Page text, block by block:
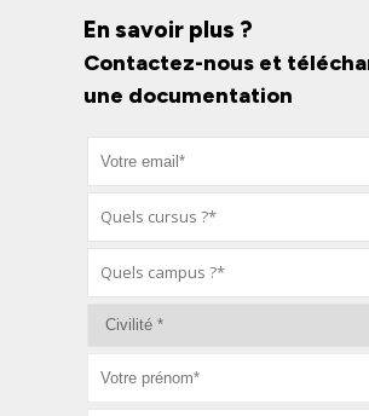
En savoir plus ?
Contactez-nous et
une documentation